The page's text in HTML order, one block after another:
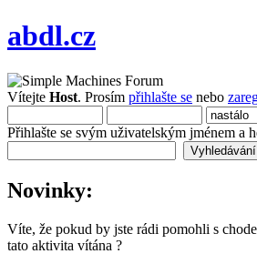
abdl.cz
Vítejte Host. Prosím přihlašte se nebo
Přihlašte se svým uživatelským jménem a
Novinky:
Víte, že pokud by jste rádi pomohli s
tato aktivita vítána ?